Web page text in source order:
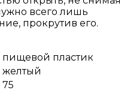
всего лишь
прокрутив его.
пищевой пластик
желтый
75